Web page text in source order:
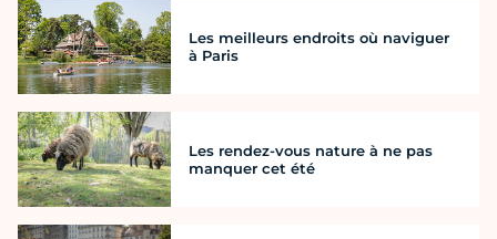
Les meilleurs endroits où naviguer
à Paris
Les rendez-vous nature à ne pas
manquer cet été